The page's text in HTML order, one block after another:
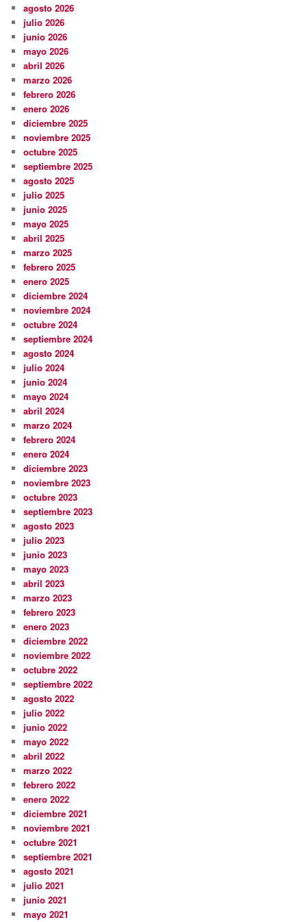
agosto 2026
julio 2026
junio 2026
mayo 2026
abril 2026
marzo 2026
febrero 2026
enero 2026
diciembre 2025
noviembre 2025
octubre 2025
septiembre 2025
agosto 2025
julio 2025
junio 2025
mayo 2025
abril 2025
marzo 2025
febrero 2025
enero 2025
diciembre 2024
noviembre 2024
octubre 2024
septiembre 2024
agosto 2024
julio 2024
junio 2024
mayo 2024
abril 2024
marzo 2024
febrero 2024
enero 2024
diciembre 2023
noviembre 2023
octubre 2023
septiembre 2023
agosto 2023
julio 2023
junio 2023
mayo 2023
abril 2023
marzo 2023
febrero 2023
enero 2023
diciembre 2022
noviembre 2022
octubre 2022
septiembre 2022
agosto 2022
julio 2022
junio 2022
mayo 2022
abril 2022
marzo 2022
febrero 2022
enero 2022
diciembre 2021
noviembre 2021
octubre 2021
septiembre 2021
agosto 2021
julio 2021
junio 2021
mayo 2021